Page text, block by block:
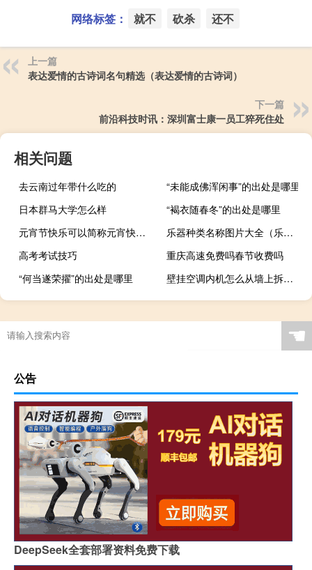
网络标签： 就不 砍杀 还不
上一篇
表达爱情的古诗词名句精选（表达爱情的古诗词）
下一篇
前沿科技时讯：深圳富士康一员工猝死住处
相关问题
去云南过年带什么吃的
“未能成佛浑闲事”的出处是哪里
日本群马大学怎么样
“褐衣随春冬”的出处是哪里
元宵节快乐可以简称元宵快乐吗
乐器种类名称图片大全（乐器种类）
高考考试技巧
重庆高速免费吗春节收费吗
“何当遂荣擢”的出处是哪里
壁挂空调内机怎么从墙上拆下来
☚
公告
DeepSeek全套部署资料免费下载